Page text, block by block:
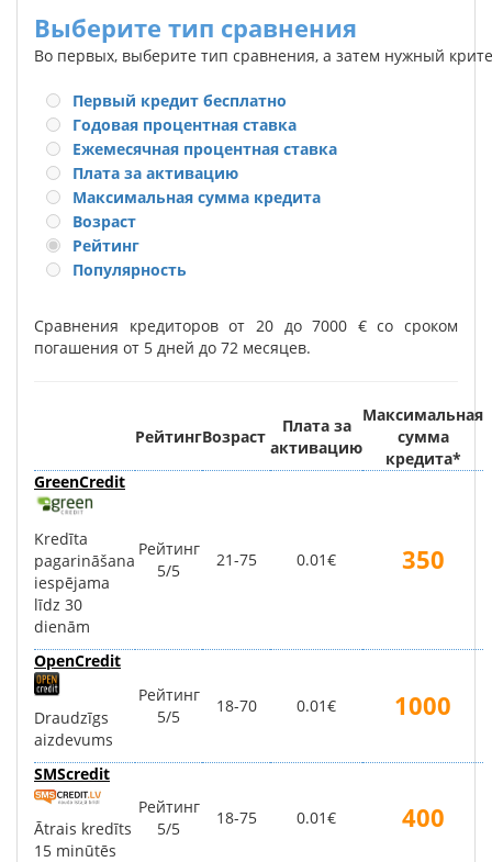
Выберите тип сравнения
Во первых, выберите тип сравнения, а затем нужный
Первый кредит бесплатно
Годовая процентная ставка
Ежемесячная процентная ставка
Плата за активацию
Максимальная сумма кредита
Возраст
Рейтинг
Популярность
Сравнения кредиторов от 20 до 7000 € со сроком
погашения от 5 дней до 72 месяцев.
РейтингВозраст
Плата за
активацию
Максимальная
сумма
кредита*
GreenCredit
Kredīta
pagarināšana
iespējama
līdz 30
dienām
Рейтинг
5/5
21-75 0.01€ 350
OpenCredit
Draudzīgs
aizdevums
Рейтинг
5/5
18-70 0.01€ 1000
SMScredit
Ātrais kredīts
15 minūtēs
Рейтинг
5/5
18-75 0.01€ 400